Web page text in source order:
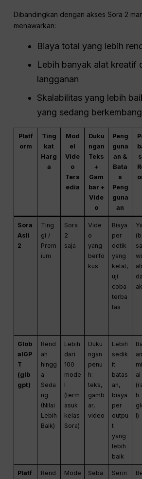
Dibandingkan dengan akses Sora 2
menawarkan:
Biaya total yang lebih
Lebih banyak alat kreatif
langganan
Skalabilitas yang lebih
yang sedang berkembang
Platf
orm
Ting
kat
Harg
a
Mod
el
Vide
o
Ters
edia
Duku
ngan
Teks
+
Gam
bar +
Vide
o
Peng
guna
an &
Bata
s
Peng
guna
an
Sora
Asli
2
Ting
gi /
Prem
ium
Sora
2
saja
Vide
o
yang
berfo
kus
Biaya
per
detik
yang
ketat,
uji
coba
terba
tas
Ya
ah
Glob
alGP
T
(glb
gpt)
Rend
ah
hingg
a
Seda
ng
(Nilai
Lebih
Baik)
Lebih
dari
100
mode
l
(term
asuk
kelas
Sora)
Duku
ngan
penu
h:
teks,
gamb
ar,
video
Lebih
sedik
it
batas
an,
biaya
per
outpu
t
yang
lebih
baik
an
al
h
l)
Platf
Rend
Mode
Seba
Serin